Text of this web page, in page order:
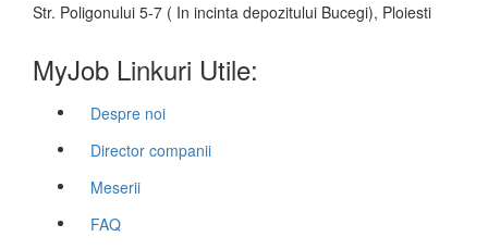
Str. Poligonului 5-7 ( In incinta depozitului Bucegi), Ploiesti
MyJob Linkuri Utile:
Despre noi
Director companii
Meserii
FAQ